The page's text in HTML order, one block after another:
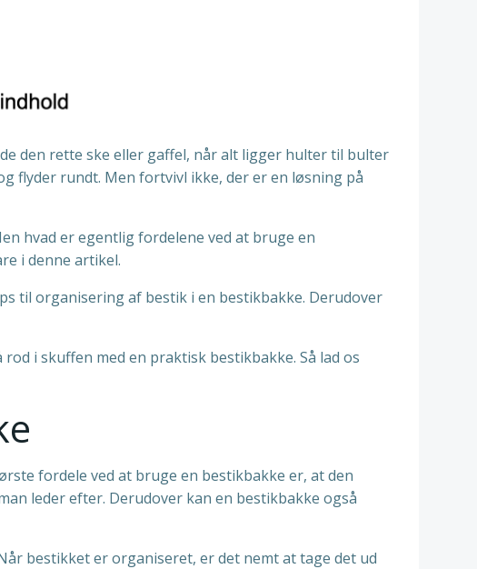
den rette ske eller gaffel, når alt ligger hulter til bulter
flyder rundt. Men fortvivl ikke, der er en løsning på
hvad er egentlig fordelene ved at bruge en
i denne artikel.
til organisering af bestik i en bestikbakke. Derudover
i skuffen med en praktisk bestikbakke. Så lad os
fordele ved at bruge en bestikbakke er, at den
leder efter. Derudover kan en bestikbakke også
bestikket er organiseret, er det nemt at tage det ud